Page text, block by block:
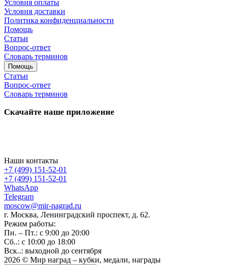
Условия оплаты
Условия доставки
Политика конфиденциальности
Помощь
Статьи
Вопрос-ответ
Словарь терминов
Помощь
Статьи
Вопрос-ответ
Словарь терминов
Скачайте наше приложение
Наши контакты
+7 (499) 151-52-01
+7 (499) 151-52-01
WhatsApp
Telegram
moscow@mir-nagrad.ru
г. Москва, Ленинградский проспект, д. 62.
Режим работы:
Пн. – Пт.: с 9:00 до 20:00
Сб..: с 10:00 до 18:00
Вск..: выходной до сентября
2026 © Мир наград – кубки, медали, награды